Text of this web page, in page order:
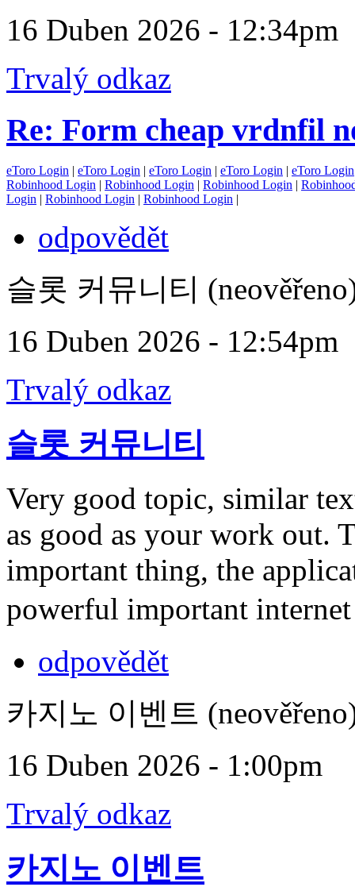
16 Duben 2026 - 12:34pm
Trvalý odkaz
Re: Form cheap vrdnfil
eToro Login | eToro Login | eToro Login | eToro Login | eToro Login
Robinhood Login | Robinhood Login | Robinhood Login |
Login | Robinhood Login | Robinhood Login |
odpovědět
슬롯 커뮤니티
16 Duben 2026 - 12:54pm
Trvalý odkaz
슬롯 커뮤니티
Very good topic, similar
as good as your work out.
important thing, the
powerful important
odpovědět
카지노 이벤트
16 Duben 2026 - 1:00pm
Trvalý odkaz
카지노 이벤트